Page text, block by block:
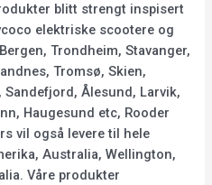
blitt strengt inspisert
elektriske scootere og
Trondheim, Stavanger,
Tromsø, Skien,
Sandefjord, Ålesund, Larvik,
Haugesund etc, Rooder
vil også levere til hele
Australia, Wellington,
Våre produkter